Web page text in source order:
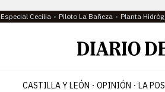
Especial Cecilia Piloto La Bañeza Planta
CASTILLA Y LEÓN OPINIÓN LA